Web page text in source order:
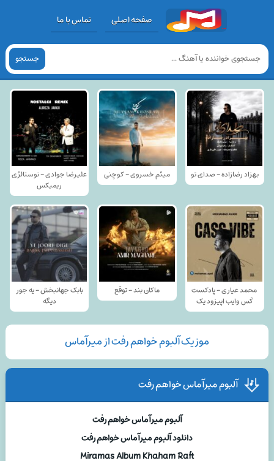
صفحه اصلی تماس با ما
جستجو
بهزاد رضازاده - صدای تو میثم خسروی - کوچنی
علیرضا جوادی - نوستالژی
ریمیکس
محمد عیاری - پادکست
کَس وایب اپیزود یک
ماکان بند - توقع
بابک جهانبخش - یه جور
دیگه
موزیک آلبوم خواهم رفت از میرآماس
آلبوم میرآماس خواهم رفت
آلبوم میرآماس خواهم رفت
دانلود آلبوم میرآماس خواهم رفت
Miramas Album Khaham Raft